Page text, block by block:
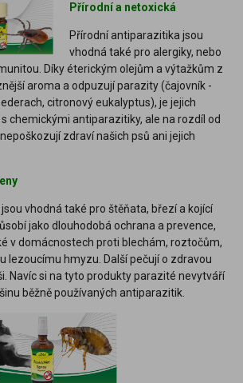
Přírodní a netoxická
Přírodní antiparazitika jsou
vhodná také pro alergiky, nebo
Díky éterickým olejům a výtažkům z
aroma a odpuzují parazity (čajovník -
citronový eukalyptus), je jejich
chemickými antiparazitiky, ale na rozdíl od
zdraví našich psů ani jejich
vhodná také pro štěňata, březí a kojící
jako dlouhodobá ochrana a prevence,
v domácnostech proti blechám, roztočům,
lezoucímu hmyzu. Další pečují o zdravou
Navíc si na tyto produkty parazité nevytváří
běžně používaných antiparazitik.